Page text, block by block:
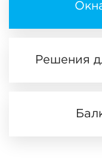
Решения